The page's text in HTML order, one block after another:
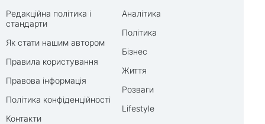
Редакційна політика і
стандарти
Як стати нашим автором
Правила користування
Правова інформація
Політика конфіденційності
Контакти
Аналітика
Політика
Бізнес
Життя
Розваги
Lifestyle